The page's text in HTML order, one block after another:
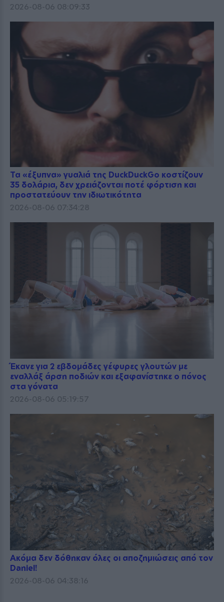
2026-08-06 08:09:33
Τα «έξυπνα» γυαλιά της DuckDuckGo κοστίζουν
35 δολάρια, δεν χρειάζονται ποτέ φόρτιση και
προστατεύουν την ιδιωτικότητα
2026-08-06 07:34:28
Έκανε για 2 εβδομάδες γέφυρες γλουτών με
εναλλάξ άρση ποδιών και εξαφανίστηκε ο πόνος
στα γόνατα
2026-08-06 05:19:57
Ακόμα δεν δόθηκαν όλες οι αποζημιώσεις από τον
Daniel!
2026-08-06 04:38:16